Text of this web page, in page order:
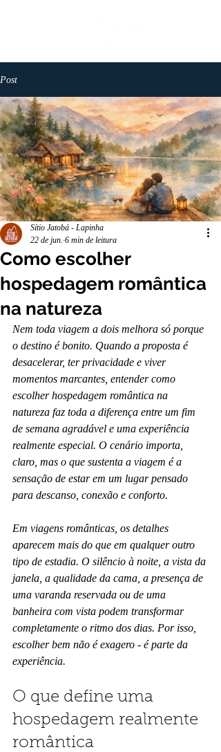
Post
Como escolher
hospedagem romântica
na natureza
Sítio Jatobá - Lapinha
22 de jun. 6 min de leitura
Nem toda viagem a dois melhora só porque
o destino é bonito. Quando a proposta é
desacelerar, ter privacidade e viver
momentos marcantes, entender como
escolher hospedagem romântica na
natureza faz toda a diferença entre um fim
de semana agradável e uma experiência
realmente especial. O cenário importa,
claro, mas o que sustenta a viagem é a
sensação de estar em um lugar pensado
para descanso, conexão e conforto.
Em viagens românticas, os detalhes
aparecem mais do que em qualquer outro
tipo de estadia. O silêncio à noite, a vista da
janela, a qualidade da cama, a presença de
uma varanda reservada ou de uma
banheira com vista podem transformar
completamente o ritmo dos dias. Por isso,
escolher bem não é exagero - é parte da
experiência.
O que define uma
hospedagem realmente
romântica